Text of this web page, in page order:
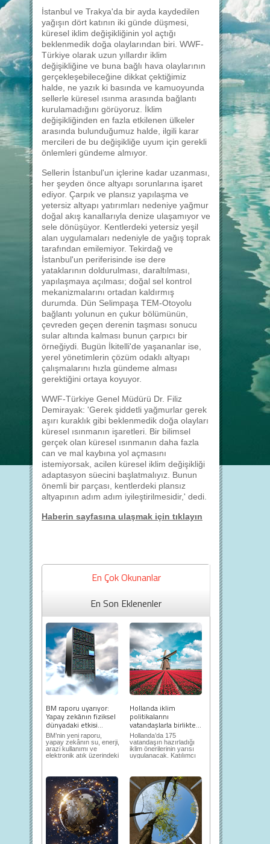
İstanbul ve Trakya'da bir ayda kaydedilen
yağışın dört katının iki günde düşmesi,
küresel iklim değişikliğinin yol açtığı
beklenmedik doğa olaylarından biri. WWF-
Türkiye olarak uzun yıllardır iklim
değişikliğine ve buna bağlı hava olaylarının
gerçekleşebileceğine dikkat çektiğimiz
halde, ne yazık ki basında ve kamuoyunda
sellerle küresel ısınma arasında bağlantı
kurulamadığını görüyoruz. İklim
değişikliğinden en fazla etkilenen ülkeler
arasında bulunduğumuz halde, ilgili karar
mercileri de bu değişikliğe uyum için gerekli
önlemleri gündeme almıyor.
Sellerin İstanbul'un içlerine kadar uzanması,
her şeyden önce altyapı sorunlarına işaret
ediyor. Çarpık ve plansız yapılaşma ve
yetersiz altyapı yatırımları nedeniye yağmur
doğal akış kanallarıyla denize ulaşamıyor ve
sele dönüşüyor. Kentlerdeki yetersiz yeşil
alan uygulamaları nedeniyle de yağış toprak
tarafından emilemiyor. Tekirdağ ve
İstanbul'un periferisinde ise dere
yataklarının doldurulması, daraltılması,
yapılaşmaya açılması; doğal sel kontrol
mekanizmalarını ortadan kaldırmış
durumda. Dün Selimpaşa TEM-Otoyolu
bağlantı yolunun en çukur bölümünün,
çevreden geçen derenin taşması sonucu
sular altında kalması bunun çarpıcı bir
örneğiydi. Bugün İkitelli'de yaşananlar ise,
yerel yönetimlerin çözüm odaklı altyapı
çalışmalarını hızla gündeme alması
gerektiğini ortaya koyuyor.
WWF-Türkiye Genel Müdürü Dr. Filiz
Demirayak: 'Gerek şiddetli yağmurlar gerek
aşırı kuraklık gibi beklenmedik doğa olayları
küresel ısınmanın işaretleri. Bir bilimsel
gerçek olan küresel ısınmanın daha fazla
can ve mal kaybına yol açmasını
istemiyorsak, acilen küresel iklim değişikliği
adaptasyon süecini başlatmalıyız. Bunun
önemli bir parçası, kentlerdeki plansız
altyapının adım adım iyileştirilmesidir,' dedi.
Haberin sayfasına ulaşmak için tıklayın
En Çok Okunanlar
En Son Eklenenler
BM raporu uyarıyor:
Yapay zekânın fiziksel
dünyadaki etkisi...
BM’nin yeni raporu,
yapay zekânın su, enerji,
arazi kullanımı ve
elektronik atık üzerindeki
Hollanda iklim
politikalarını
vatandaşlarla birlikte...
Hollanda’da 175
vatandaşın hazırladığı
iklim önerilerinin yarısı
uygulanacak. Katılımcı